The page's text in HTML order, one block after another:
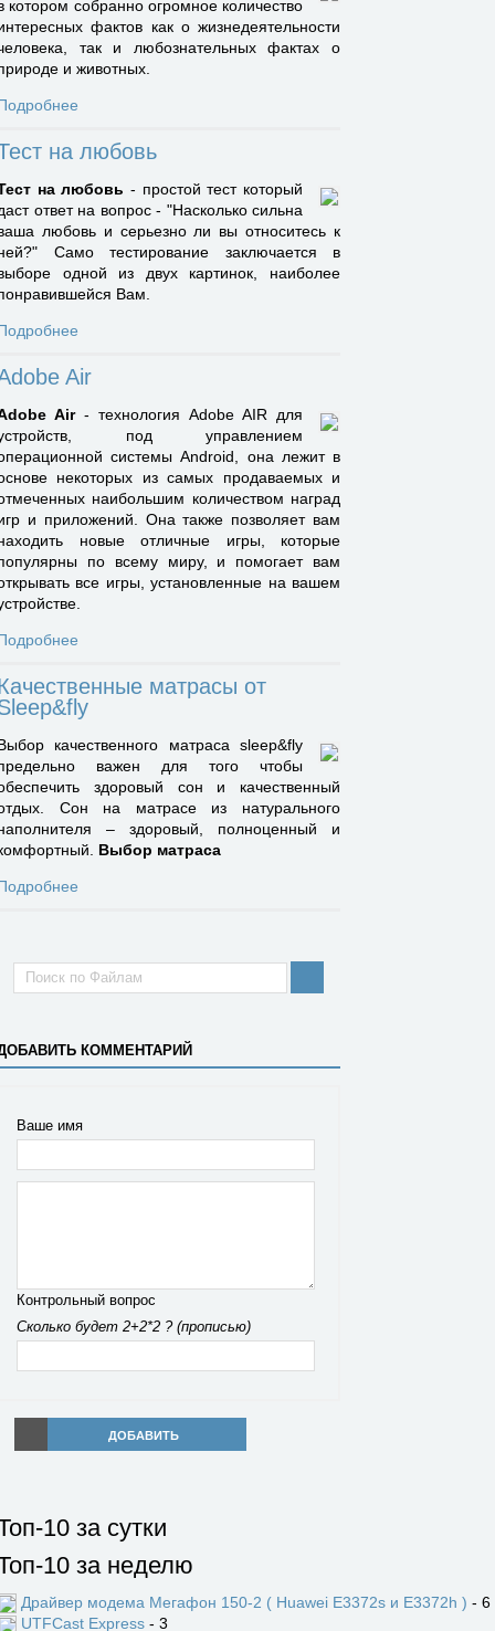
котором собранно огромное количество
фактов как о жизнедеятельности
так и любознательных фактах о
и животных.
на любовь
на любовь - простой тест который
ответ на вопрос - "Насколько сильна
любовь и серьезно ли вы относитесь к
Само тестирование заключается в
одной из двух картинок, наиболее
Вам.
Air
Air- технология Adobe AIR для
под управлением
системы Android, она лежит в
некоторых из самых продаваемых и
наибольшим количеством наград
и приложений. Она также позволяет вам
новые отличные игры, которые
по всему миру, и помогает вам
все игры, установленные на вашем
матрасы от
качественного матраса sleep&fly
важен для того чтобы
здоровый сон и качественный
Сон на матрасе из натурального
– здоровый, полноценный и
Выбор матраса
КОММЕНТАРИЙ
Ваше имя
Контрольный вопрос
Сколько будет 2+2*2 ? (прописью)
ДОБАВИТЬ
10 за сутки
10 за неделю
Драйвер модема Мегафон 150-2 ( Huawei E3372s и E3372h ) - 6
UTFCast Express - 3